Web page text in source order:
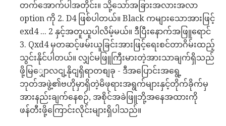
တက်အောက်ပါအတိုင်း။ သို့သော်အခြားအလားအလာ
option ကို 2. D4 ဖြစ်ပါတယ်။ Black ကများသောအားဖြင့်
exd4 ... 2 နှင့်အတူယူပါလိမ့်မယ်။ ဒီပြီးနောက်အဖြူရောင်
3. Qxd4 မှတဆင့်ဖမ်းယူခြင်းအားဖြင့်ရေးစင်တာဂိမ်းထည့်
သွင်းနိုင်ပါတယ်။ လျှင်မဖြူကြီးမားတဲ့အားသာချက်ရှိသည်
ဖို့မြျှောလငျ့နိုငျရှိရာတစျခု - ဒီအပြောင်းအရွေ့
ဘုတ်အဖွဲ့၏ဗဟိုမှာရှိတဲ့မိဖုရားအရွက်များနှင့်တိုက်ခိုက်မှ
အားနည်းချက်နေစဉ်, အစိုင်အခဲဖြူဘို့အနေအထားကို
ဖန်တီးဖို့ကြောင်းလိုင်းများရှိပါသည်။